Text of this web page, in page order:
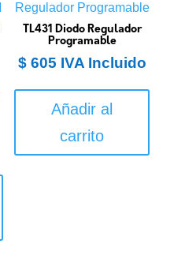
TL431 Diodo Regulador
Programable
$605 IVA Incluido
Añadir al
carrito